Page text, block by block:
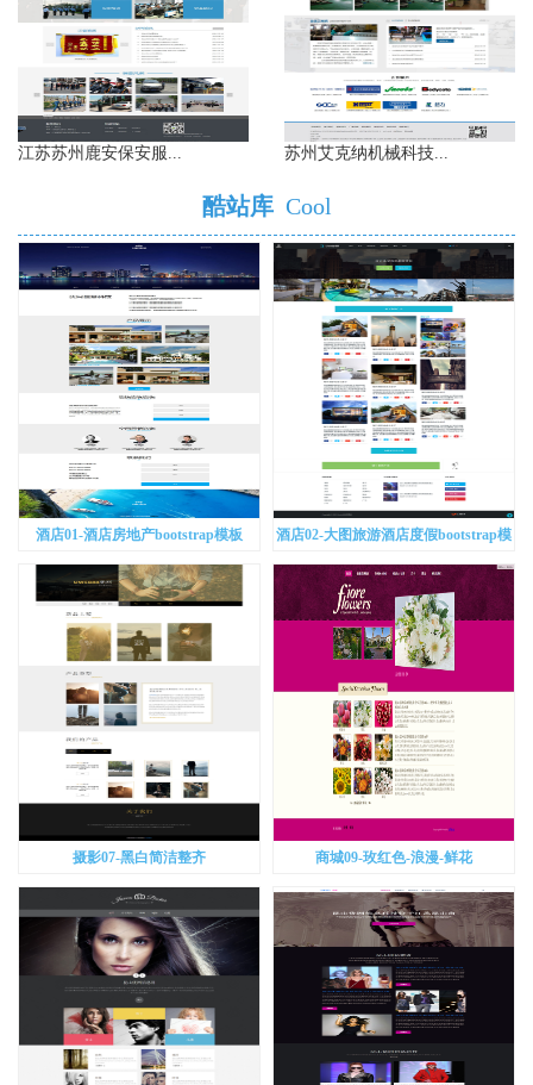
江苏苏州鹿安保安服... 苏州艾克纳机械科技...
酷站库 Cool
酒店01-酒店房地产bootstrap模板
酒店02-大图旅游酒店度假bootstrap模
板
摄影07-黑白简洁整齐 商城09-玫红色-浪漫-鲜花